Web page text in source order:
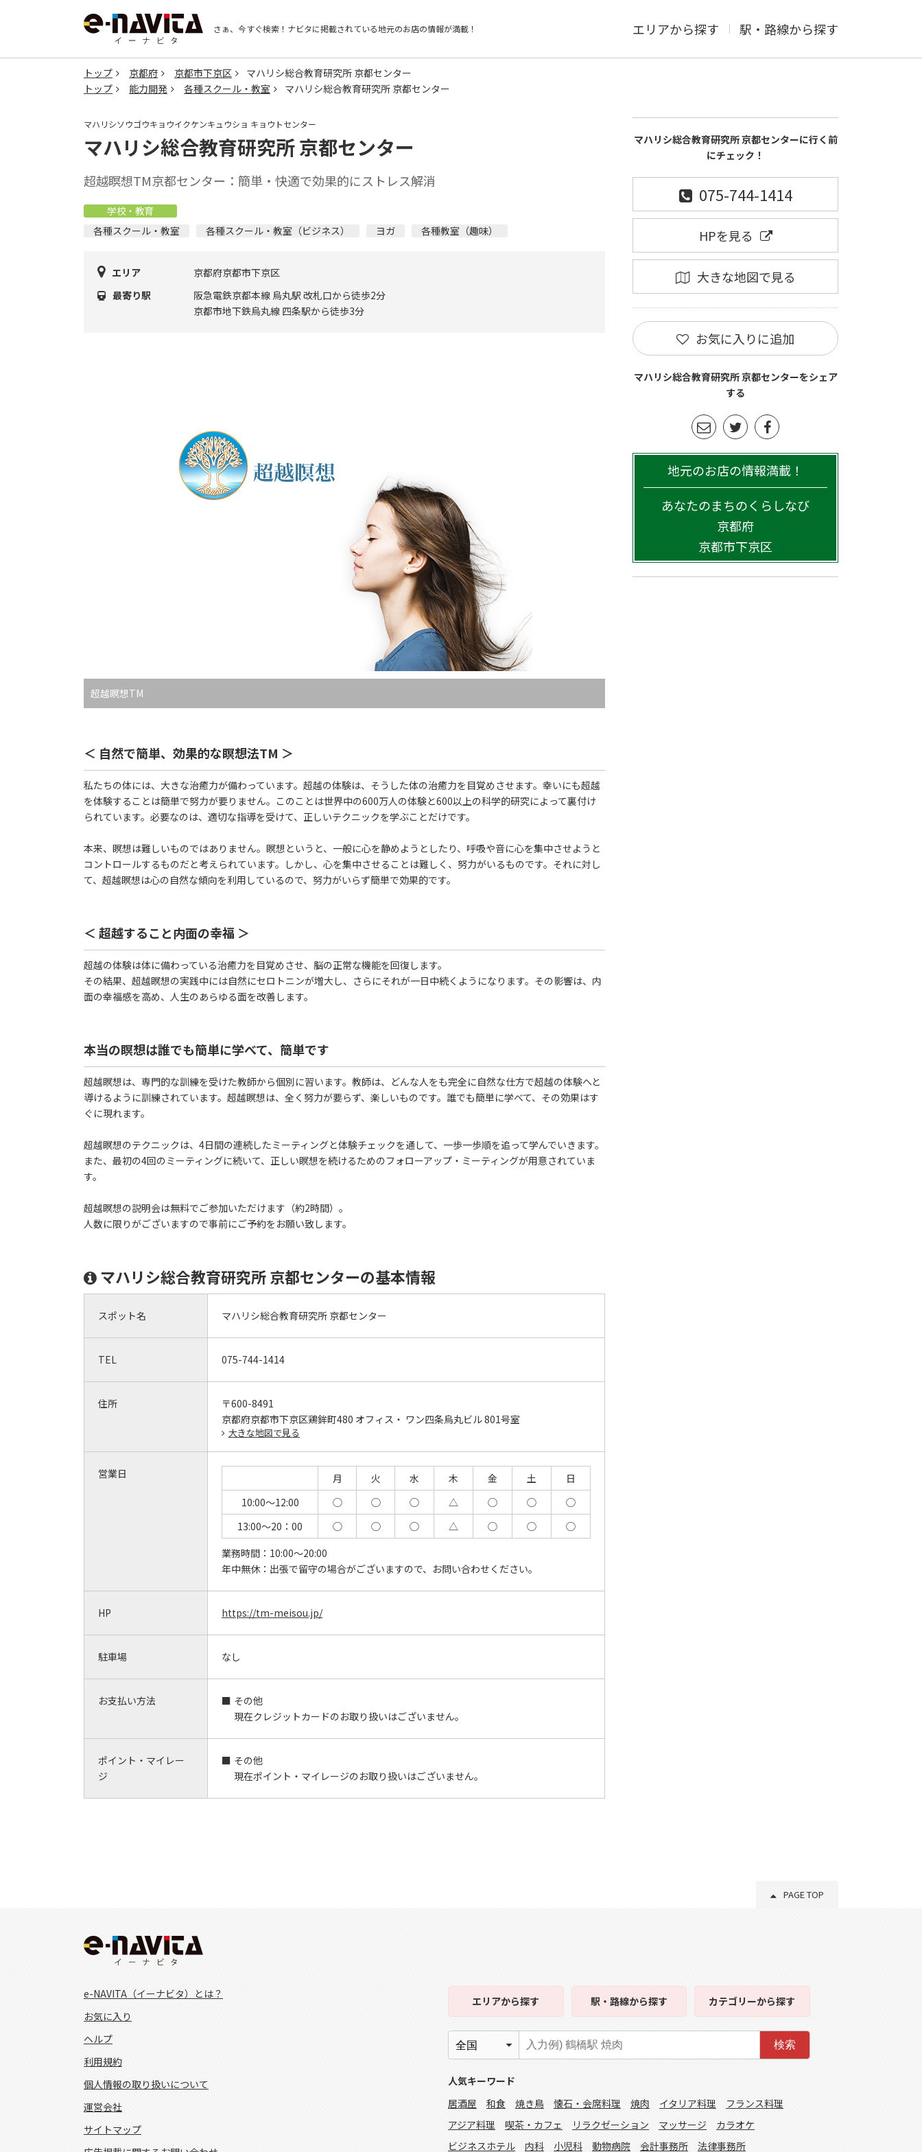
さぁ、今すぐ検索！ ナビタに掲載されている地元のお店の情報が満載！ エリアから探す 駅・路線から探す
トップ 京都府 京都市下京区
マハリシ総合教育研究所 京都センター
トップ
能力開発 各種スクール・教室 マハリシ総合教育研究所 京都センター
マハリシソウゴウキョウイクケンキュウショ キョウトセンター
マハリシ総合教育研究所 京都センター
超越瞑想TM京都センター：簡単・快適で効果的にストレス解消
学校・教育
各種スクール・教室
各種スクール・教室（ビジネス） ヨガ 各種教室（趣味）
エリア
京都府京都市下京区
最寄り駅
阪急電鉄京都本線 烏丸駅 改札口から徒歩2分
京都市地下鉄烏丸線 四条駅から徒歩3分
超越瞑想TM
＜ 自然で簡単、効果的な瞑想法TM ＞
私たちの体には、大きな治癒力が備わっています。超越の体験は、そうした体の治癒力を目覚めさせます。幸いにも超越
を体験することは簡単で努力が要りません。このことは世界中の600万人の体験と600以上の科学的研究によって裏付け
られています。必要なのは、適切な指導を受けて、正しいテクニックを学ぶことだけです。
本来、瞑想は難しいものではありません。瞑想というと、一般に心を静めようとしたり、呼吸や音に心を集中させようと
コントロールするものだと考えられています。しかし、心を集中させることは難しく、努力がいるものです。それに対し
て、超越瞑想は心の自然な傾向を利用しているので、努力がいらず簡単で効果的です。
＜ 超越すること――内面の幸福 ＞
超越の体験は体に備わっている治癒力を目覚めさせ、脳の正常な機能を回復します。
その結果、超越瞑想の実践中には自然にセロトニンが増大し、さらにそれが一日中続くようになります。その影響は、内
面の幸福感を高め、人生のあらゆる面を改善します。
本当の瞑想は誰でも簡単に学べて、簡単です
超越瞑想は、専門的な訓練を受けた教師から個別に習います。教師は、どんな人をも完全に自然な仕方で超越の体験へと
導けるように訓練されています。超越瞑想は、全く努力が要らず、楽しいものです。誰でも簡単に学べて、その効果はす
ぐに現れます。
超越瞑想のテクニックは、4日間の連続したミーティングと体験チェックを通して、一歩一歩順を追って学んでいきます。
また、最初の4回のミーティングに続いて、正しい瞑想を続けるためのフォローアップ・ミーティングが用意されていま
す。
超越瞑想の説明会は無料でご参加いただけます（約2時間）。
人数に限りがございますので事前にご予約をお願い致します。
マハリシ総合教育研究所 京都センターの基本情報
スポット名 マハリシ総合教育研究所 京都センター
TEL 075-744-1414
住所
〒600-8491
京都府京都市下京区鶏鉾町480 オフィス・ ワン四条烏丸ビル 801号室
大きな地図で見る
営業日 月 火 水 木 金 土
日
10:00～12:00
◯ ◯ ◯ △ ◯ ◯
◯
13:00～20：00
◯ ◯ ◯ △ ◯ ◯
◯
業務時間： 10:00～20:00
年中無休： 出張で留守の場合がございますので、お問い合わせください。
HP https://tm-meisou.jp/
駐車場 なし
お支払い方法
その他
現在クレジットカードのお取り扱いはございません。
ポイント・マイレー
ジ
その他
現在ポイント・マイレージのお取り扱いはございません。
マハリシ総合教育研究所 京都センターに行く前
にチェック！
075-744-1414
HPを見る
大きな地図で見る
お気に入りに追加
マハリシ総合教育研究所 京都センターをシェア
する
地元のお店の情報満載！
あなたのまちのくらしなび
京都府
京都市下京区
PAGE TOP
e-NAVITA（イーナビタ）とは？
お気に入り
ヘルプ
利用規約
個人情報の取り扱いについて
運営会社
サイトマップ
エリアから探す 駅・路線から探す カテゴリーから探す
検索
人気キーワード
居酒屋
和食 焼き鳥 懐石・会席料理 焼肉 イタリア料理
フランス料理
アジア料理
喫茶・カフェ リラクゼーション マッサージ
カラオケ
ビジネスホテル
内科 小児科 動物病院 会計事務所 法律事務所